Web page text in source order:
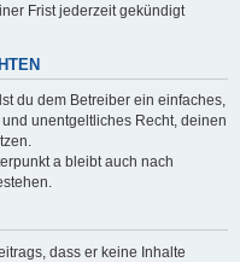
Frist jederzeit gekündigt
du dem Betreiber ein einfaches,
unentgeltliches Recht, deinen
a bleibt auch nach
dass er keine Inhalte